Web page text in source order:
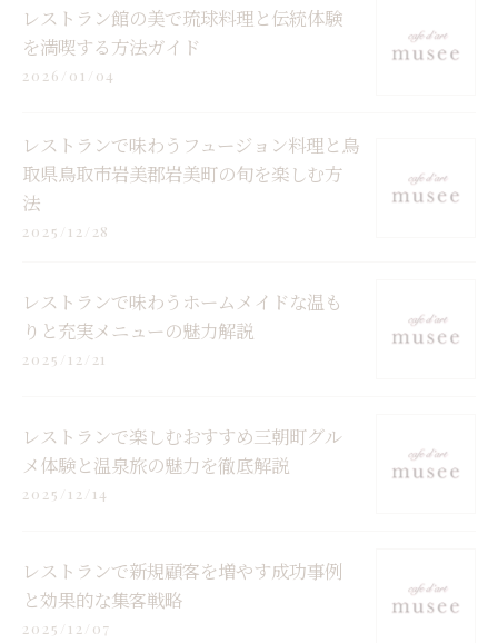
レストラン館の美で琉球料理と伝統体験
を満喫する方法ガイド
2026/01/04
レストランで味わうフュージョン料理と鳥
取県鳥取市岩美郡岩美町の旬を楽しむ方
法
2025/12/28
レストランで味わうホームメイドな温も
りと充実メニューの魅力解説
2025/12/21
レストランで楽しむおすすめ三朝町グル
メ体験と温泉旅の魅力を徹底解説
2025/12/14
レストランで新規顧客を増やす成功事例
と効果的な集客戦略
2025/12/07